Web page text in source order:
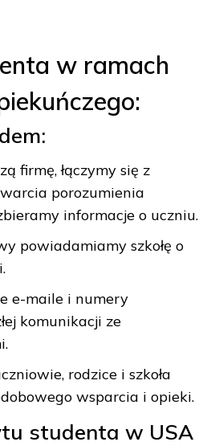
w ramach
firmę, łączymy się z
porozumienia
informacje o uczniu.
powiadamiamy szkołę o
e-maile i numery
komunikacji ze
rodzice i szkoła
wsparcia i opieki.
studenta w USA